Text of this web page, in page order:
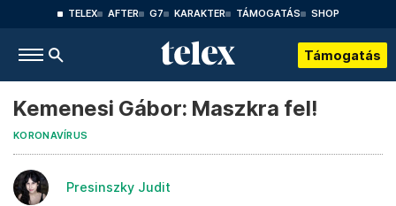
TELEX AFTER G7 KARAKTER TÁMOGATÁS SHOP
Támogatás
Kemenesi Gábor: Maszkra fel!
KORONAVÍRUS
Presinszky Judit